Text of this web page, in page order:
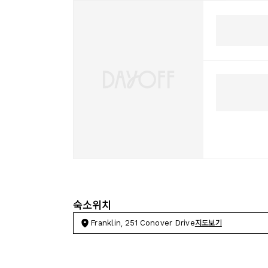
숙소위치
Franklin, 251 Conover Drive지도보기